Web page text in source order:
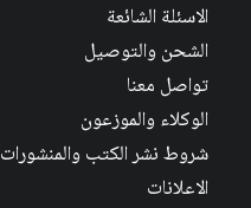
الاسئلة الشائعة
الشحن والتوصيل
تواصل معنا
الوكلاء والموزعون
شروط نشر الكتب والمنشورات
الاعلانات